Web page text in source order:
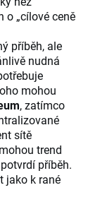
o „cílové ceně
příběh, ale
nudná
mohou
, zatímco
sítě
trend
příběh.
jako k rané